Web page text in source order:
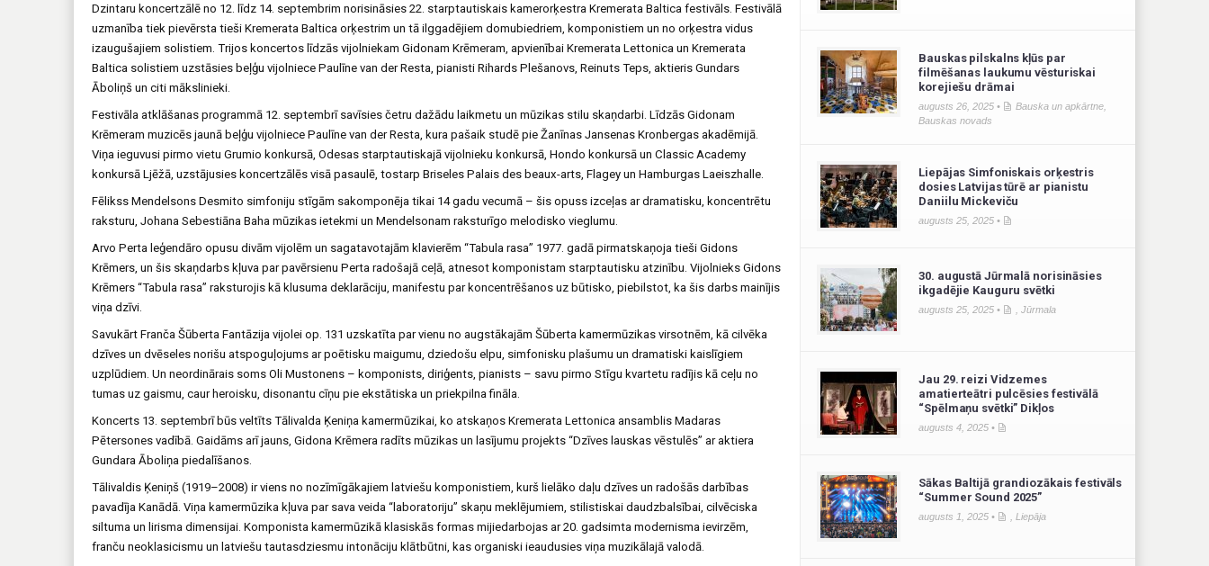
Dzintaru koncertzālē no 12. līdz 14. septembrim norisināsies 22. starptautiskais kamerorķestra Kremerata Baltica festivāls. Festivālā
uzmanība tiek pievērsta tieši Kremerata Baltica orķestrim un tā ilggadējiem domubiedriem, komponistiem un no orķestra vidus
izaugušajiem solistiem. Trijos koncertos līdzās vijolniekam Gidonam Krēmeram, apvienībai Kremerata Lettonica un Kremerata
Baltica solistiem uzstāsies beļģu vijolniece Paulīne van der Resta, pianisti Rihards Plešanovs, Reinuts Teps, aktieris Gundars
Āboliņš un citi mākslinieki.
Festivāla atklāšanas programmā 12. septembrī savīsies četru dažādu laikmetu un mūzikas stilu skaņdarbi. Līdzās Gidonam
Krēmeram muzicēs jaunā beļģu vijolniece Paulīne van der Resta, kura pašaik studē pie Žanīnas Jansenas Kronbergas akadēmijā.
Viņa ieguvusi pirmo vietu Grumio konkursā, Odesas starptautiskajā vijolnieku konkursā, Hondo konkursā un Classic Academy
konkursā Ljēžā, uzstājusies koncertzālēs visā pasaulē, tostarp Briseles Palais des beaux-arts, Flagey un Hamburgas Laeiszhalle.
Fēlikss Mendelsons Desmito simfoniju stīgām sakomponēja tikai 14 gadu vecumā – šis opuss izceļas ar dramatisku, koncentrētu
raksturu, Johana Sebestiāna Baha mūzikas ietekmi un Mendelsonam raksturīgo melodisko vieglumu.
Arvo Perta leģendāro opusu divām vijolēm un sagatavotajām klavierēm ‘‘Tabula rasa’’ 1977. gadā pirmatskaņoja tieši Gidons
Krēmers, un šis skaņdarbs kļuva par pavērsienu Perta radošajā ceļā, atnesot komponistam starptautisku atzinību. Vijolnieks Gidons
Krēmers “Tabula rasa” raksturojis kā klusuma deklarāciju, manifestu par koncentrēšanos uz būtisko, piebilstot, ka šis darbs mainījis
viņa dzīvi.
Savukārt Franča Šūberta Fantāzija vijolei op. 131 uzskatīta par vienu no augstākajām Šūberta kamermūzikas virsotnēm, kā cilvēka
dzīves un dvēseles norišu atspoguļojums ar poētisku maigumu, dziedošu elpu, simfonisku plašumu un dramatiski kaislīgiem
uzplūdiem. Un neordinārais soms Oli Mustonens – komponists, diriģents, pianists – savu pirmo Stīgu kvartetu radījis kā ceļu no
tumas uz gaismu, caur heroisku, disonantu cīņu pie ekstātiska un priekpilna fināla.
Koncerts 13. septembrī būs veltīts Tālivalda Ķeniņa kamermūzikai, ko atskaņos Kremerata Lettonica ansamblis Madaras
Pētersones vadībā. Gaidāms arī jauns, Gidona Krēmera radīts mūzikas un lasījumu projekts ‘‘Dzīves lauskas vēstulēs’’ ar aktiera
Gundara Āboliņa piedalīšanos.
Tālivaldis Ķeniņš (1919–2008) ir viens no nozīmīgākajiem latviešu komponistiem, kurš lielāko daļu dzīves un radošās darbības
pavadīja Kanādā. Viņa kamermūzika kļuva par sava veida “laboratoriju” skaņu meklējumiem, stilistiskai daudzbalsībai, cilvēciska
siltuma un lirisma dimensijai. Komponista kamermūzikā klasiskās formas mijiedarbojas ar 20. gadsimta modernisma ievirzēm,
franču neoklasicismu un latviešu tautasdziesmu intonāciju klātbūtni, kas organiski ieaudusies viņa muzikālajā valodā.
Bauskas pilskalns kļūs par
filmēšanas laukumu vēsturiskai
korejiešu drāmai
augusts 26, 2025 • Bauska un apkārtne
Bauskas novads
Liepājas Simfoniskais orķestris
dosies Latvijas tūrē ar pianistu
Daniilu Mickeviču
augusts 25, 2025 •
30. augustā Jūrmalā norisināsies
ikgadējie Kauguru svētki
augusts 25, 2025 • ,Jūrmala
Jau 29. reizi Vidzemes
amatierteātri pulcēsies festivālā
“Spēlmaņu svētki” Dikļos
augusts 4, 2025 •
Sākas Baltijā grandiozākais festivāls
“Summer Sound 2025”
augusts 1, 2025 • ,Liepāja